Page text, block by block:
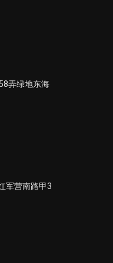
弄绿地东海
军营南路甲3